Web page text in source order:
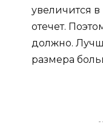
увеличится
отечет.
должно.
размера